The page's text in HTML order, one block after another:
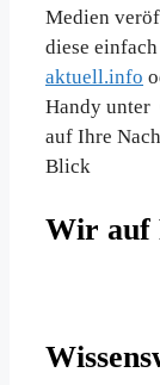
Medien
diese
aktuell.info
Handy unter
auf Ihre
Blick
Wir auf